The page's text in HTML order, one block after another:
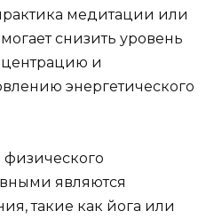
медитации или
снизить уровень
и
энергетического
физического
являются
такие как йога или